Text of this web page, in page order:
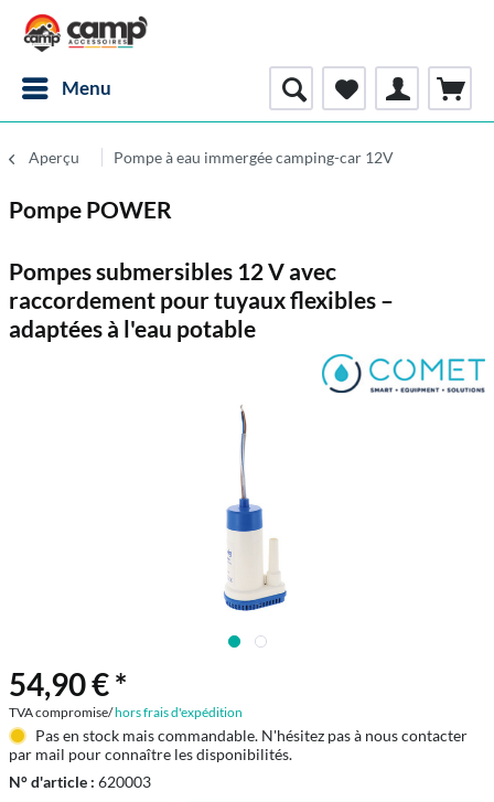
Menu
Aperçu Pompe à eau immergée camping-car 12V
Pompe POWER
Pompes submersibles 12 V avec
raccordement pour tuyaux flexibles –
adaptées à l'eau potable
54,90 € *
TVA compromise/hors frais d'expédition
Pas en stock mais commandable. N'hésitez pas à nous contacter
par mail pour connaître les disponibilités.
N° d'article : 620003